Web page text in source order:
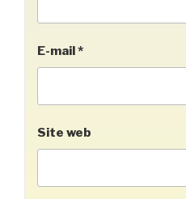
E-mail *
Site web